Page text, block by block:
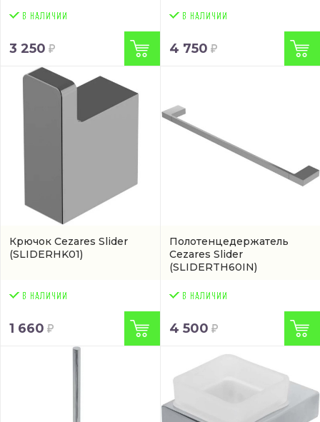
3 250 4 750
Крючок Cezares Slider
(SLIDERHK01)
1 660
Полотенцедержатель
Cezares Slider
(SLIDERTH60IN)
4 500